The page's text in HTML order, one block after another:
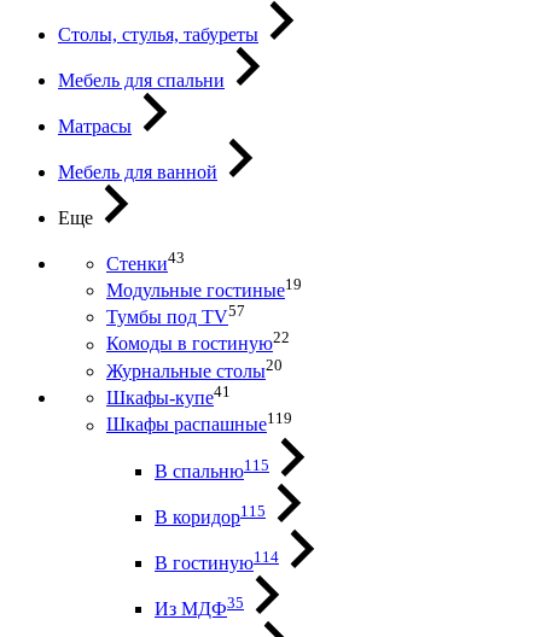
Столы, стулья, табуреты
Мебель для спальни
Матрасы
Мебель для ванной
Еще
Стенки43
Модульные гостиные19
Тумбы под ТV57
Комоды в гостиную22
Журнальные столы20
Шкафы-купе41
Шкафы распашные119
В спальню115
В коридор115
В гостиную114
Из МДФ35